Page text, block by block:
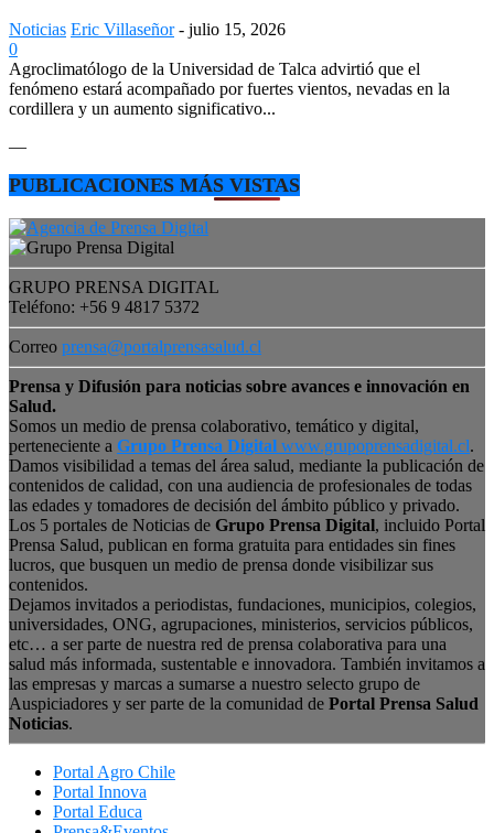
Noticias Eric Villaseñor - julio 15, 2026
0
Agroclimatólogo de la Universidad de Talca advirtió que el
fenómeno estará acompañado por fuertes vientos, nevadas en la
cordillera y un aumento significativo...
—
PUBLICACIONES MÁS VISTAS
GRUPO PRENSA DIGITAL
Teléfono: +56 9 4817 5372
Correo prensa@portalprensasalud.cl
Prensa y Difusión para noticias sobre avances e innovación en
Salud.
Somos un medio de prensa colaborativo, temático y digital,
perteneciente a Grupo Prensa Digital www.grupoprensadigital.cl.
Damos visibilidad a temas del área salud, mediante la publicación de
contenidos de calidad, con una audiencia de profesionales de todas
las edades y tomadores de decisión del ámbito público y privado.
Los 5 portales de Noticias de Grupo Prensa Digital, incluido Portal
Prensa Salud, publican en forma gratuita para entidades sin fines
lucros, que busquen un medio de prensa donde visibilizar sus
contenidos.
Dejamos invitados a periodistas, fundaciones, municipios, colegios,
universidades, ONG, agrupaciones, ministerios, servicios públicos,
etc… a ser parte de nuestra red de prensa colaborativa para una
salud más informada, sustentable e innovadora. También invitamos a
las empresas y marcas a sumarse a nuestro selecto grupo de
Auspiciadores y ser parte de la comunidad de Portal Prensa Salud
Noticias.
Portal Agro Chile
Portal Innova
Portal Educa